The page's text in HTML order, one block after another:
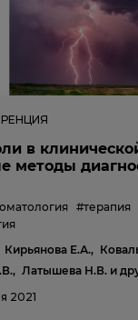
в
методы
#терапия
Кирьянова Е.А.,
Латышева Н.В. и
2021